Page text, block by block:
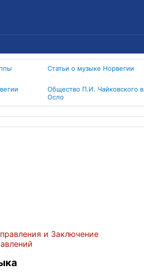
Статьи о музыке Норвегии
Общество П.И. Чайковского в
Осло
и Заключение